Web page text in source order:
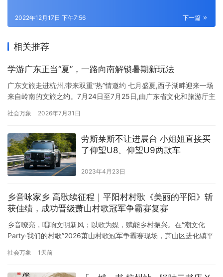
下一篇
2022年12月17日 下午7:56
相关推荐
学游广东正当“夏”，一路向南解锁暑期新玩法
广东文旅走进杭州,带来双重“热”情邀约 七月盛夏,西子湖畔迎来一场
来自岭南的文旅之约。7月24日至7月25日,由广东省文化和旅游厅主
末游广东”文旅大篷车路演活动(杭州站)双双启幕。 两项活动的联动
厚的文化资源和品类丰富的研学产品,更带着广…
社会万象 2026年7月31日
劳斯莱斯不让进展台 小姐姐直接买
了仰望U8、仰望U9两款车
2023年4月23日
乡音咏家乡 高歌续征程｜平阳村村歌《美丽的平阳》斩
获佳绩，成功晋级萧山村歌冠军争霸赛复赛
乡音嘹亮，唱响文明新风；以歌为媒，赋能乡村振兴。在“潮文化
Party·我们的村歌”2026萧山村歌冠军争霸赛现场，萧山区进化镇平
丽的平阳》精彩登台，凭借真挚动人的演绎斩获第二名的优异成
社会万象 1天前